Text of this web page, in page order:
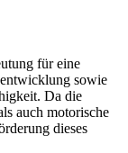
für eine
sowie
Da die
auch motorische
dieses